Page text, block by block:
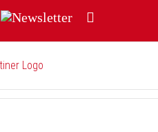
Newsletter